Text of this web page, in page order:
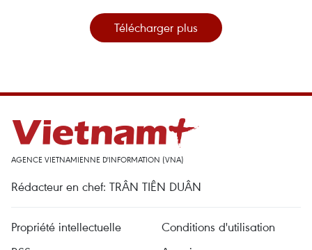
Télécharger plus
AGENCE VIETNAMIENNE D'INFORMATION (VNA)
Rédacteur en chef: TRÂN TIÊN DUÂN
Propriété intellectuelle
Conditions d'utilisation